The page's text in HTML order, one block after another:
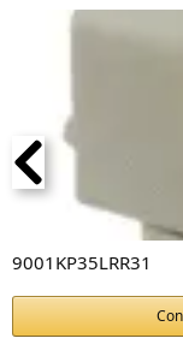
9001KP35LRR31